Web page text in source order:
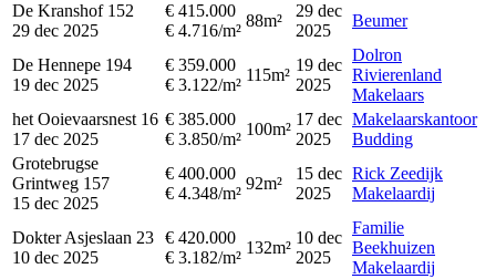
De Kranshof 152
29 dec 2025
€ 415.000
€ 4.716/m²
88m²
29 dec
2025
Beumer
De Hennepe 194
19 dec 2025
€ 359.000
€ 3.122/m²
115m²
19 dec
2025
Dolron
Rivierenland
Makelaars
het Ooievaarsnest 16
17 dec 2025
€ 385.000
€ 3.850/m²
100m²
17 dec
2025
Makelaarskantoor
Budding
Grotebrugse
Grintweg 157
15 dec 2025
€ 400.000
€ 4.348/m²
92m²
15 dec
2025
Rick Zeedijk
Makelaardij
Dokter Asjeslaan 23
10 dec 2025
€ 420.000
€ 3.182/m²
132m²
10 dec
2025
Familie
Beekhuizen
Makelaardij